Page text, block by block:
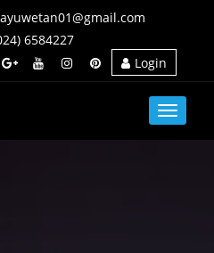
6584227
Login
Toggle